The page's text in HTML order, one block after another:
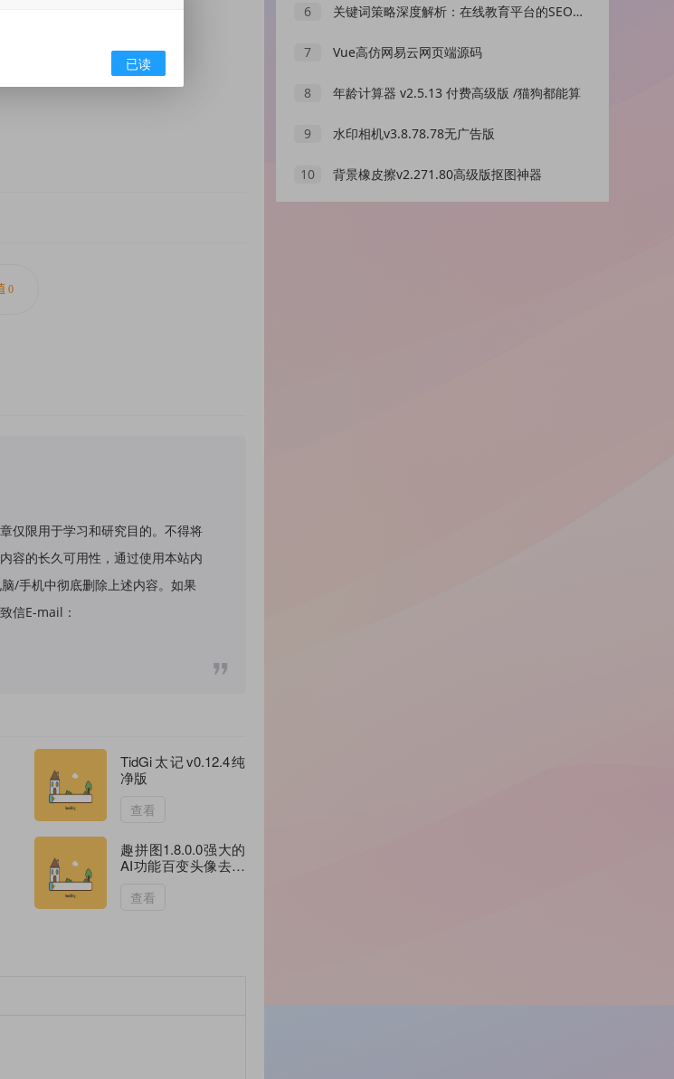
仅限用于学习和研究目的。不得将
容的长久可用性，通过使用本站内
/手机中彻底删除上述内容。如果
信E-mail：
TidGi太记v0.12.4纯
净版
查看
趣拼图1.8.0.0强大的
AI功能百变头像去水
查看
6 关键词策略深度解析：在线教育平台的SEO优化之路 ### 一、背景介绍 在互联网信息爆炸的时代，SEO优化成为网站吸引流量的关键。本文以一家在线教育平台为例，深入探讨关键词策略在SEO优化中的应用。 ### 二、案例选取 该平台面临市场竞争...
7 Vue高仿网易云网页端源码
8 年龄计算器 v2.5.13 付费高级版 /猫狗都能算
9 水印相机v3.8.78.78无广告版
10 背景橡皮擦v2.271.80高级版抠图神器
已读